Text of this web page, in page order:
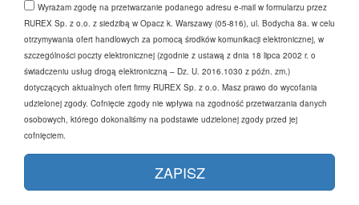
Wyrażam zgodę na przetwarzanie podanego adresu e-mail w formularzu przez
RUREX Sp. z o.o. z siedzibą w Opacz k. Warszawy (05-816), ul. Bodycha 8a. w celu
otrzymywania ofert handlowych za pomocą środków komunikacji elektronicznej, w
szczególności poczty elektronicznej (zgodnie z ustawą z dnia 18 lipca 2002 r. o
świadczeniu usług drogą elektroniczną – Dz. U. 2016.1030 z późn. zm.)
dotyczących aktualnych ofert firmy RUREX Sp. z o.o. Masz prawo do wycofania
udzielonej zgody. Cofnięcie zgody nie wpływa na zgodność przetwarzania danych
osobowych, którego dokonaliśmy na podstawie udzielonej zgody przed jej
cofnięciem.